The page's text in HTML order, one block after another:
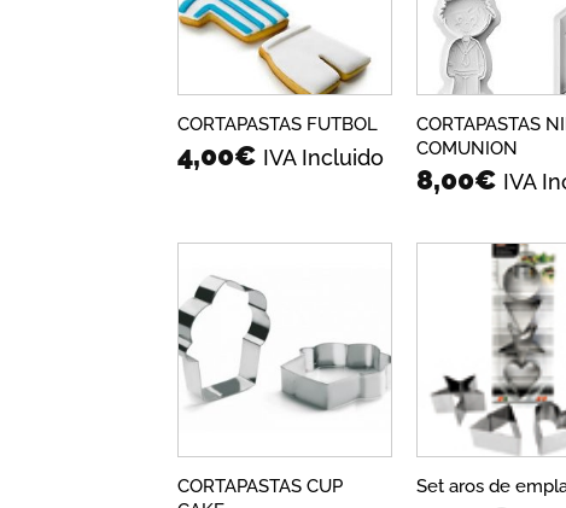
CORTAPASTAS FUTBOL
4,00€ IVA Incluido
CORTAPASTAS
COMUNION
8,00€ IVA
lista de
deseos
CORTAPASTAS CUP
Set aros de